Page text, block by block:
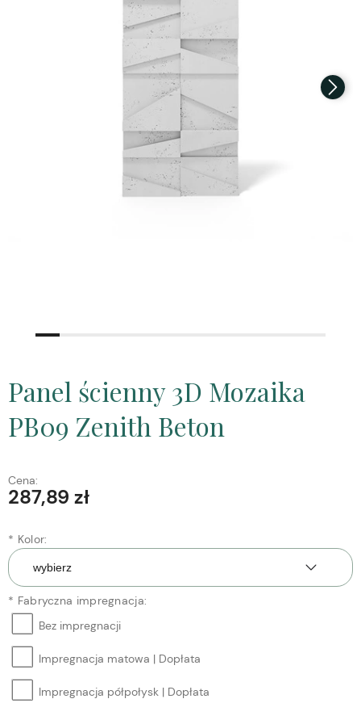
Panel ścienny 3D Mozaika
PB09 Zenith Beton
Cena:
287,89 zł
* Kolor:
* Fabryczna impregnacja:
Bez impregnacji
Impregnacja matowa | Dopłata
Impregnacja półpołysk | Dopłata